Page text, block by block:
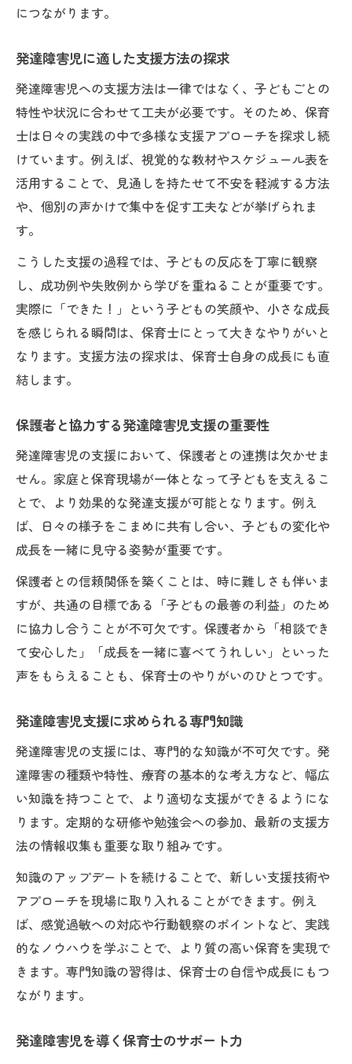
につながります。
発達障害児に適した支援方法の探求
発達障害児への支援方法は一律ではなく、子どもごとの
特性や状況に合わせて工夫が必要です。そのため、保育
士は日々の実践の中で多様な支援アプローチを探求し続
けています。例えば、視覚的な教材やスケジュール表を
活用することで、見通しを持たせて不安を軽減する方法
や、個別の声かけで集中を促す工夫などが挙げられま
す。
こうした支援の過程では、子どもの反応を丁寧に観察
し、成功例や失敗例から学びを重ねることが重要です。
実際に「できた！」という子どもの笑顔や、小さな成長
を感じられる瞬間は、保育士にとって大きなやりがいと
なります。支援方法の探求は、保育士自身の成長にも直
結します。
保護者と協力する発達障害児支援の重要性
発達障害児の支援において、保護者との連携は欠かせま
せん。家庭と保育現場が一体となって子どもを支えるこ
とで、より効果的な発達支援が可能となります。例え
ば、日々の様子をこまめに共有し合い、子どもの変化や
成長を一緒に見守る姿勢が重要です。
保護者との信頼関係を築くことは、時に難しさも伴いま
すが、共通の目標である「子どもの最善の利益」のため
に協力し合うことが不可欠です。保護者から「相談でき
て安心した」「成長を一緒に喜べてうれしい」といった
声をもらえることも、保育士のやりがいのひとつです。
発達障害児支援に求められる専門知識
発達障害児の支援には、専門的な知識が不可欠です。発
達障害の種類や特性、療育の基本的な考え方など、幅広
い知識を持つことで、より適切な支援ができるようにな
ります。定期的な研修や勉強会への参加、最新の支援方
法の情報収集も重要な取り組みです。
知識のアップデートを続けることで、新しい支援技術や
アプローチを現場に取り入れることができます。例え
ば、感覚過敏への対応や行動観察のポイントなど、実践
的なノウハウを学ぶことで、より質の高い保育を実現で
きます。専門知識の習得は、保育士の自信や成長にもつ
ながります。
発達障害児を導く保育士のサポート力